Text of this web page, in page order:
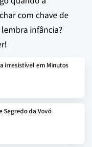
com chave de
infância?
irresistível em Minutos
Segredo da Vovó